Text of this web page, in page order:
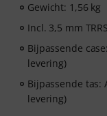
Gewicht: 1,56 kg
Incl. 3,5 mm
Bijpassende
levering)
Bijpassende tas:
levering)